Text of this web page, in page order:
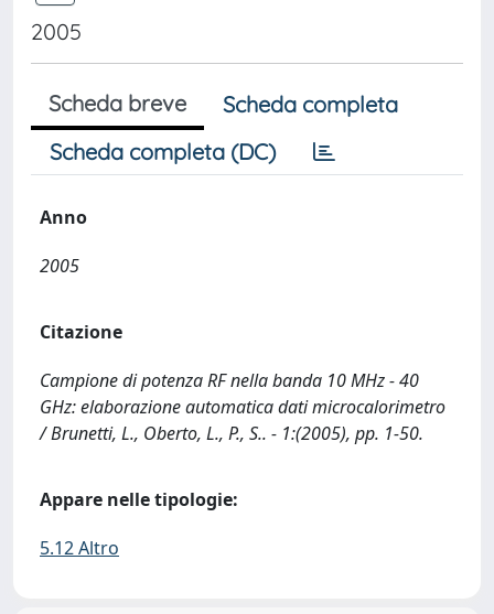
2005
Scheda breve
Scheda completa
Scheda completa (DC)
Anno
2005
Citazione
Campione di potenza RF nella banda 10 MHz - 40
GHz: elaborazione automatica dati microcalorimetro
/ Brunetti, L., Oberto, L., P., S.. - 1:(2005), pp. 1-50.
Appare nelle tipologie:
5.12 Altro